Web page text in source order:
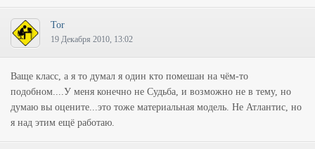
Tor
19 Декабря 2010, 13:02
Ваще класс, а я то думал я один кто помешан на чём-то
подобном....У меня конечно не Судьба, и возможно не в тему, но
думаю вы оцените...это тоже материальная модель. Не Атлантис, но
я над этим ещё работаю.